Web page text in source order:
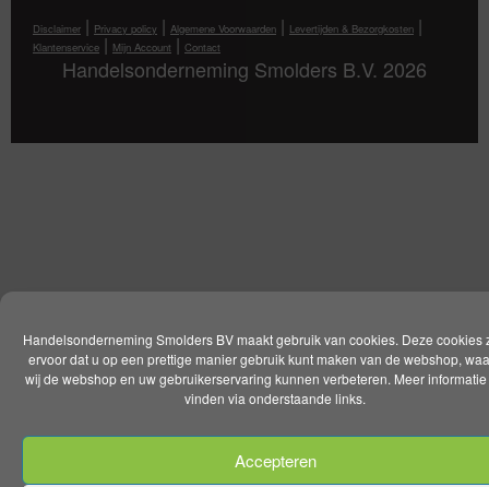
Handelsonderneming Smolders BV maakt gebruik van cookies. Deze cookies
ervoor dat u op een prettige manier gebruik kunt maken van de webshop,
wij de webshop en uw gebruikerservaring kunnen verbeteren. Meer
vinden via onderstaande links.
Accepteren
Disclaimer | Privacy policy | Algemene Voorwaarden | Levertijden & Bezorgkosten |
Klantenservice | Mijn Account | Contact
Handelsonderneming Smolders B.V. 2026